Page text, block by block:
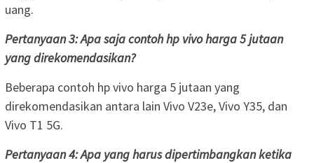
uang.
Pertanyaan 3: Apa saja contoh hp vivo harga 5 jutaan
yang direkomendasikan?
Beberapa contoh hp vivo harga 5 jutaan yang
direkomendasikan antara lain Vivo V23e, Vivo Y35, dan
Vivo T1 5G.
Pertanyaan 4: Apa yang harus dipertimbangkan ketika